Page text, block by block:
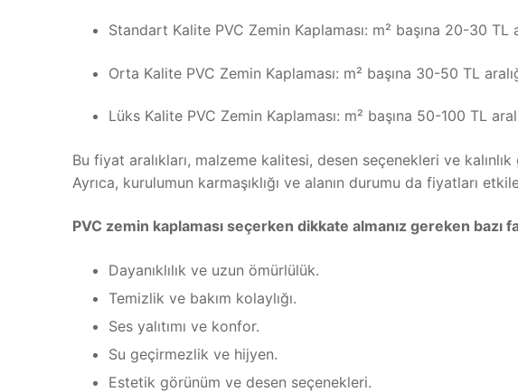
Standart Kalite PVC Zemin Kaplaması: m² başına 20-30 TL
Orta Kalite PVC Zemin Kaplaması: m² başına 30-50 TL
Lüks Kalite PVC Zemin Kaplaması: m² başına 50-100 TL
Bu fiyat aralıkları, malzeme kalitesi, desen seçenekleri ve
Ayrıca, kurulumun karmaşıklığı ve alanın durumu da fiyatları
PVC zemin kaplaması seçerken dikkate almanız gereken bazı
Dayanıklılık ve uzun ömürlülük.
Temizlik ve bakım kolaylığı.
Ses yalıtımı ve konfor.
Su geçirmezlik ve hijyen.
Estetik görünüm ve desen seçenekleri.